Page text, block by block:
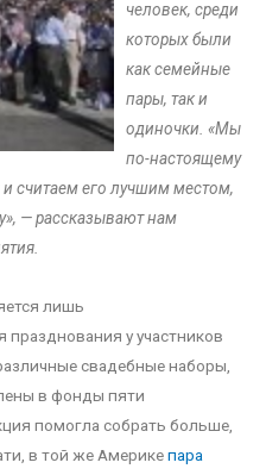
человек, среди
которых были
как семейные
пары, так и
одиночки. «Мы
по-настоящему
считаем его лучшим местом,
— рассказывают нам
лишь
у участников
свадебные наборы,
в фонды пяти
помогла собрать больше,
в той же Америкепара